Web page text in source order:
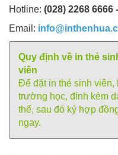
Hotline: (028) 2268 6666
Email:
Quy định về in thẻ
viên
Để đặt in thẻ sinh
trường học, đính kèm
thể, sau đó ký hợp
ngay.